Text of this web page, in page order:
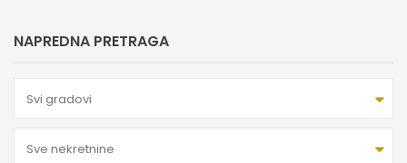
NAPREDNA PRETRAGA
Svi gradovi
Sve nekretnine